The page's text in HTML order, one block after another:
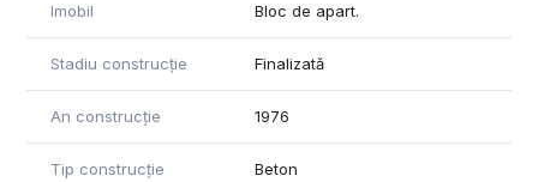
Imobil Bloc de apart.
Stadiu construcție Finalizată
An construcție 1976
Tip construcție Beton